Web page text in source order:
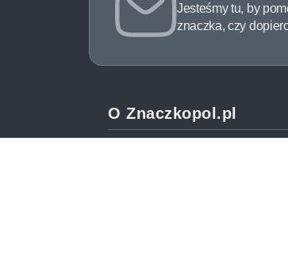
Jesteśmy tu, by
znaczka, czy
O Znaczkopol.pl